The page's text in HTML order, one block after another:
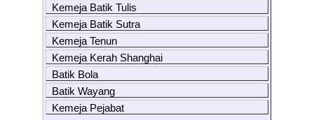
Kemeja Batik Tulis
Kemeja Batik Sutra
Kemeja Tenun
Kemeja Kerah Shanghai
Batik Bola
Batik Wayang
Kemeja Pejabat